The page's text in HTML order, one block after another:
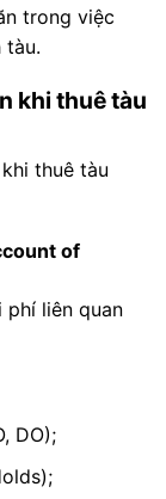
trong việc
tàu.
khi thuê tàu
thuê tàu
of
phí liên quan
DO);